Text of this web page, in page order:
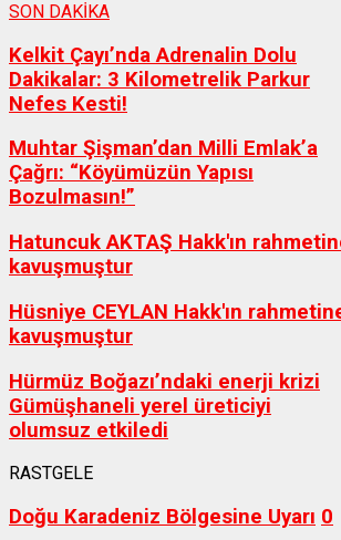
SON DAKİKA
Kelkit Çayı’nda Adrenalin Dolu
Dakikalar: 3 Kilometrelik Parkur
Nefes Kesti!
Muhtar Şişman’dan Milli Emlak’a
Çağrı: “Köyümüzün Yapısı
Bozulmasın!”
Hatuncuk AKTAŞ Hakk'ın
kavuşmuştur
Hüsniye CEYLAN Hakk'ın
kavuşmuştur
Hürmüz Boğazı’ndaki enerji krizi
Gümüşhaneli yerel üreticiyi
olumsuz etkiledi
RASTGELE
Doğu Karadeniz Bölgesine Uyarı 0